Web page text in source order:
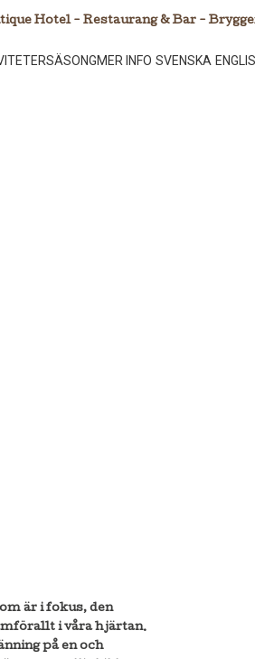
Hotel - Restaurang & Bar -
SÄSONGMER INFO SVENSKA
är i fokus, den
i våra hjärtan.
på en och